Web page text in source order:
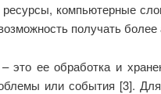
компьютерные
получать
ее обработка и
или события [3].